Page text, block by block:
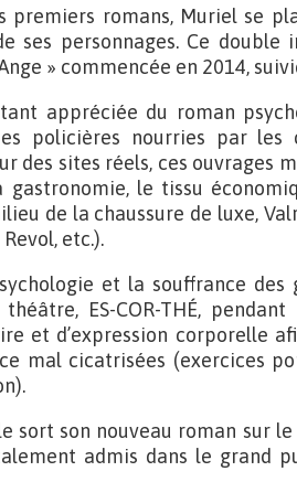
premiers romans, Muriel se
ses personnages. Ce
» commencée en 2014,
appréciée du roman
policières nourries par
des sites réels, ces ouvrages
gastronomie, le tissu
de la chaussure de luxe,
etc.).
et la souffrance des
ES-COR-THÉ,
et d’expression corporelle
mal cicatrisées (exercices
sort son nouveau roman sur
admis dans le grand